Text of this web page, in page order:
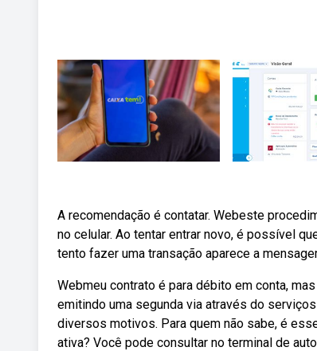
A recomendação é contatar. Webeste
no celular. Ao tentar entrar novo, é possível
tento fazer uma transação aparece a
Webmeu contrato é para débito em conta,
emitindo uma segunda via através do
diversos motivos. Para quem não sabe, é
ativa? Você pode consultar no terminal de